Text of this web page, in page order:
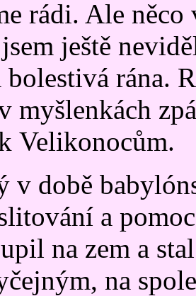
rádi. Ale něco
ještě
rána.
myšlenkách
Velikonocům.
v době
a
na zem a
na